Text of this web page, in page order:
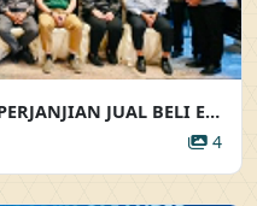
MAJLIS MENANDATANGANI PERJANJIAN JUAL BELI ELEKTRONIK BAGI PROJEK PANGSAPURI IDAMAN CASUARINA 1 MAJLIS MENANDATANGANI PERJANJIAN JUAL BELI ELEKTRONIK (EPJB) BAGI PEMBELIAN SECARA EN-BLOC PROJEK PANGSAPURI IDAMAN CASUARINA 1
4